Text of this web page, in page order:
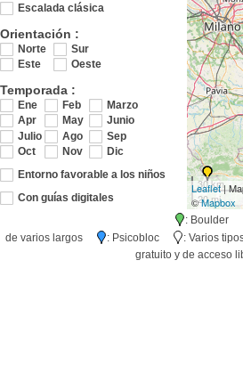
Escalada clásica
Orientación :
Norte
Sur
Este
Oeste
Temporada :
Ene Feb
Marzo
Apr
May
Junio
Julio
Ago
Sep
Oct
Nov
Dic
Entorno favorable a los niños
Con guías digitales
30 km
20 mi
Leaflet|
©Mapbox
: Boulder
de varios largos
: Psicobloc : Varios
gratuito y de acceso